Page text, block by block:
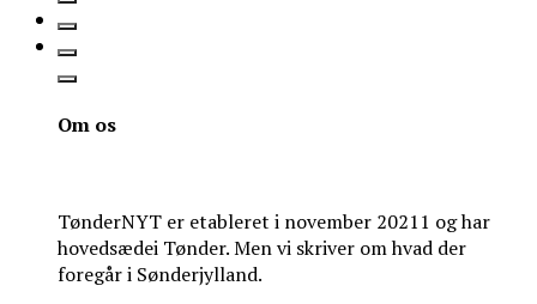
Om os
TønderNYT er etableret i november 20211 og har
hovedsædei Tønder. Men vi skriver om hvad der
foregår i Sønderjylland.